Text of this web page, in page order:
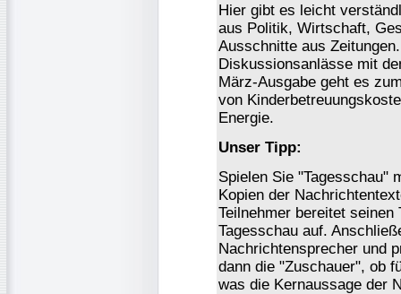
Hier gibt es leicht
aus Politik, Wirtschaft,
Ausschnitte aus
Diskussionsanlässe mit
März-Ausgabe geht es
von
Energie.
Unser Tipp:
Spielen Sie "Tagesschau"
Kopien der
Teilnehmer bereitet
Tagesschau auf.
Nachrichtensprecher und
dann die "Zuschauer", ob
was die Kernaussage der